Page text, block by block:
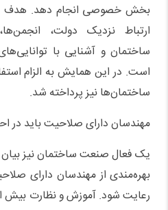
بخش خصوصی انجام دهد. هدف از
ارتباط نزدیک دولت،
ساختمان و آشنایی با
است. در این همایش به الزام
ساختمان‌ها نیز پرداخته شد.
مهندسان دارای صلاحیت باید در
یک فعال صنعت ساختمان نیز
بهره‌مندی از مهندسان دارای
رعایت شود. آموزش و نظارت بیش